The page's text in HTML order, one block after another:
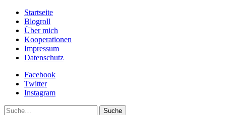
Startseite
Blogroll
Über mich
Kooperationen
Impressum
Datenschutz
Facebook
Twitter
Instagram
Suche